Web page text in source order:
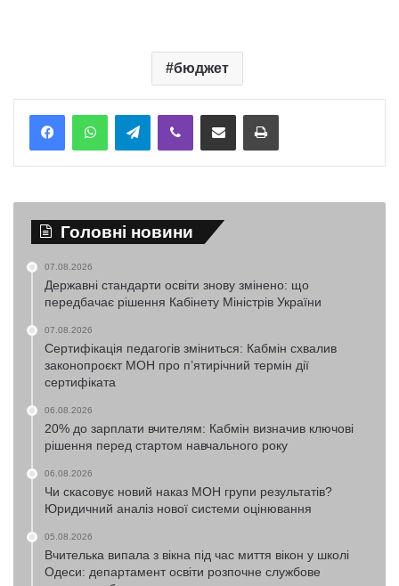
бюджет
TelegramViber Надіслати електронною поштоюНадрукувати
Головні новини
07.08.2026
Державні стандарти освіти знову змінено: що
передбачає рішення Кабінету Міністрів України
07.08.2026
Сертифікація педагогів зміниться: Кабмін схвалив
законопроєкт МОН про п’ятирічний термін дії
сертифіката
06.08.2026
20% до зарплати вчителям: Кабмін визначив ключові
рішення перед стартом навчального року
06.08.2026
Чи скасовує новий наказ МОН групи результатів?
Юридичний аналіз нової системи оцінювання
05.08.2026
Вчителька випала з вікна під час миття вікон у школі
Одеси: департамент освіти розпочне службове